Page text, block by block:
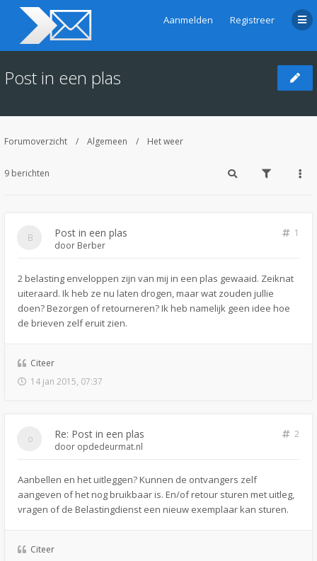
Aanmelden Registreer
Post in een plas
Forumoverzicht Algemeen Het weer
9 berichten
Post in een plas
1
door Berber
2 belasting enveloppen zijn van mij in een plas gewaaid. Zeiknat
uiteraard. Ik heb ze nu laten drogen, maar wat zouden jullie
doen? Bezorgen of retourneren? Ik heb namelijk geen idee hoe
de brieven zelf eruit zien.
Citeer
14 jan 2015, 07:37
Re: Post in een plas
2
door opdedeurmat.nl
Aanbellen en het uitleggen? Kunnen de ontvangers zelf
aangeven of het nog bruikbaar is. En/of retour sturen met uitleg,
vragen of de Belastingdienst een nieuw exemplaar kan sturen.
Citeer